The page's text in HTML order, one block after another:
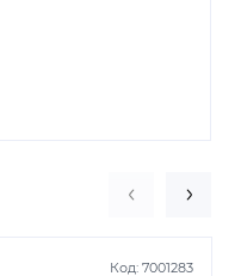
Код: 7001283